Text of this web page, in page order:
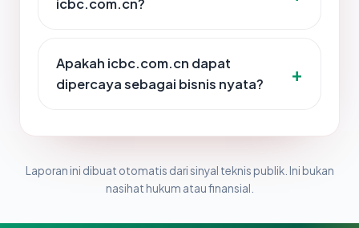
icbc.com.cn?
Apakah icbc.com.cn dapat
dipercaya sebagai bisnis nyata?
Laporan ini dibuat otomatis dari sinyal teknis publik. Ini bukan
nasihat hukum atau finansial.